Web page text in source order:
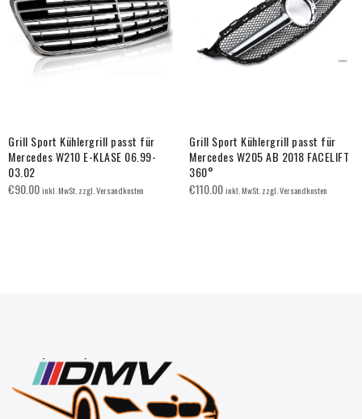
Grill Sport Kühlergrill passt für
Mercedes W210 E-KLASE 06.99-
03.02
€90.00inkl. MwSt. zzgl. Versandkosten
Grill Sport Kühlergrill passt für
Mercedes W205 AB 2018 FACELIFT
360°
€110.00inkl. MwSt. zzgl. Versandkosten